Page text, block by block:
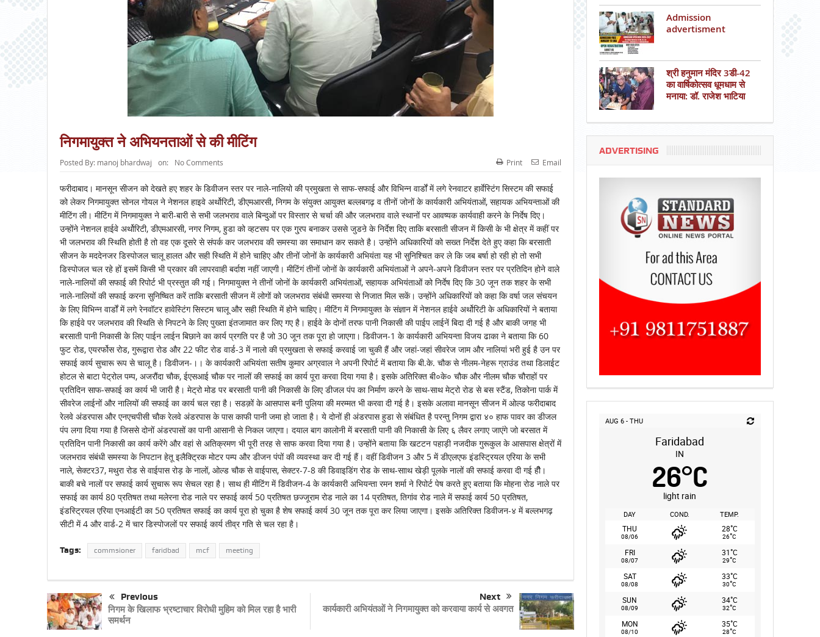
निगमायुक्त ने अभियनताओं से की मीटिंग
Posted By: manoj bhardwaj on: No Comments Print Email
फरीदाबाद। मानसून सीजन को देखते हए शहर के डिवीजन स्तर पर नाले-नालियो की प्रमुखता से साफ-सफाई और विभिन्न वार्डों में लगे रेनवाटर हार्वेस्टिंग सिस्टम की सफाई
को लेकर निगमायुक्त सोनल गोयल ने नेशनल हाइवे अर्थोरिटी, डीएमआरसी, निगम के संयुक्त आयुक्त बल्लबगढ़ व तीनों जोनों के कार्यकारी अभियंताओं, सहायक अभियन्ताओं की
मीटिंग ली। मीटिंग में निगमायुक्त ने बारी-बारी से सभी जलभराव वाले बिन्दुओं पर विस्तार से चर्चा की और जलभराव वाले स्थानों पर आवष्यक कार्यवाही करने के निर्देष दिए।
उन्होंने नेशनल हाईवे अर्थोरिटी, डीएमआरसी, नगर निगम, हुडा को व्हटसप पर एक गु्रप बनाकर उससे जुडऩे के निर्देश दिए ताकि बरसाती सीजन में किसी के भी क्षेत्र में कहीं पर
भी जलभराव की स्थिति होती है तो वह एक दूसरे से संपर्क कर जलभराव की समस्या का समाधान कर सकते है। उन्होंने अधिकारियों को सख्त निर्देश देते हुए कहा कि बरसाती
सीजन के मददेनजर डिस्पोजल चालू हालत और सही स्थिति में होने चाहिए और तीनों जोनों के कार्यकारी अभियंता यह भी सुनिश्चित कर ले कि जब बर्षा हो रही हो तो सभी
डिस्पोजल चल रहे हों इसमें किसी भी प्रकार की लापरवाही बर्दाश नहीं जाएगी। मीटिंगं तीनों जोनों के कार्यकारी अभियंताओं ने अपने-अपने डिवीजन स्तर पर प्रतिदिन होने वाले
नाले-नालियों की सफाई की रिपोर्ट भी प्रस्तुत की गई। निगमायुक्त ने तीनों जोनों के कार्यकारी अभियंताओं, सहायक अभियंताओं को निर्देष दिए कि 30 जून तक शहर के सभी
नाले-नालियों की सफाई करना सुनिष्चित करें ताकि बरसाती सीजन में लोगों को जलभराव संबंधी समस्या से निजात मिल सकें। उन्होंने अधिकारियों को कहा कि वर्षा जल संचयन
के लिए विभिन्न वार्डों में लगे रेनवॉटर हावेस्टिंग सिस्टम चालू और सही स्थिति में होने चाहिए। मीटिंग में निगमायुक्त के संज्ञान में नेशनल हाईवे अर्थोरिटी के अधिकारियों ने बताया
कि हाईवे पर जलभराव की स्थिति से निपटने के लिए पुख्ता इंतजामात कर लिए गए है। हाईवे के दोनों तरफ पानी निकासी की पाईप लाईनें बिदा दी गई है और बाकी जगह भी
बरसाती पानी निकासी के लिए पाईन लाईन बिछाने का कार्य प्रगति पर है जो 30 जून तक पूरा हो जाएगा। डिवीजन-1 के कार्यकारी अभियन्ता विजय ढाका ने बताया कि 60
फुट रोड, एयरर्फोस रोड, गुरूद्वारा रोड और 22 फीट रोड वार्ड-3 में नालो की प्रमुखता से सफाई करवाई जा चुकी हैं और जहां-जहां सीवरेज जाम और नालियां भरी हुई है उन पर
सफाई कार्य सुचारू रूप से चालू है। डिवीजन-।। के कार्यकारी अभियंता सतीष कुमार अग्रवाल ने अपनी रिपोर्ट में बताया कि बी.के. चौक से नीलम-नेहरू ग्राउंड तथा डिलाईट
होटल से बाटा पेट्रोल पम्प, अजरौंदा चौक, ईएसआई चौक पर नालों की सफाई का कार्य पूरा करवा दिया गया है। इसके अतिरिक्त बी०के० चौक और नीलम चौक चौराहों पर
प्रतिदिन साफ-सफाई का कार्य भी जारी है। मेट्रो मोड पर बरसाती पानी की निकासी के लिए डीजल पंप का निर्माण करने के साथ-साथ मेट्रो रोड से बस स्टैंड, तिकोना पार्क में
सीवरेज लाईनों और नालियों की सफाई का कार्य चल रहा है। सडक़ों के आसपास बनी पुलिया की मरम्मत भी करवा दी गई है। इसके अलावा मानसून सीजन में ओल्ड फरीदाबाद
रेलवे अंडरपास और एनएचपीसी चौक रेलवे अंडरपास के पास काफी पानी जमा हो जाता है। ये दोनों ही अंडरपास हुडा से संबंधित है परन्तु निगम द्वारा ४० हाफ पावर का डीजल
पंप लगा दिया गया है जिससे दोनों अंडरपासों का पानी आसानी से निकल जाएगा। दयाल बाग कालोनी में बरसाती पानी की निकासी के लिए ६ लैवर लगाए जाएंगे जो बरसात में
प्रतिदिन पानी निकासी का कार्य करेंगे और वहां से अतिक्रमण भी पूरी तरह से साफ करवा दिया गया है। उन्होंने बताया कि खटटन पहाड़ी नजदीक गुरूकुल के आसपास क्षेत्रों में
जलभराव संबंधी समस्या के निपटान हेतू इलैक्ट्रिक मोटर पम्प और डीजन पंपों की व्यवस्था कर दी गई हैं। वहीं डिवीजन 3 और 5 में डीएलएफ इंडस्ट्रियल एरिया के सभी
नाले, सेक्टर37, मथुरा रोड से वाईपास रोड़ के नालों, ओल्ड चौक से वाईपास, सेक्टर-7-8 की डिवाइडिंग रोड के साथ-सााथ खेड़ी पूलके नालों की सफाई करवा दी गई हीै।
बाकी बचे नालों पर सफाई कार्य सुचारू रूप सेचल रहा है। साथ ही मीटिंग में डिवीजन-4 के कार्यकारी अभियन्ता रमन शर्मा ने रिपोर्ट पेष करते हुए बताया कि मोहना रोड नाले पर
सफाई का कार्य 80 प्रतिषत तथा मलेरना रोड नाले पर सफाई कार्य 50 प्रतिषत छज्जूराम रोड नाले का 14 प्रतिषत, तिगांव रोड नाले में सफाई कार्य 50 प्रतिषत,
इंडस्ट्रियल एरिया एनआईटी का 50 प्रतिषत सफाई का कार्य पूरा हो चुका है शेष सफाई कार्य 30 जून तक पूरा कर लिया जाएगा। इसके अतिरिक्त डिवीजन-४ में बल्लभगढ़
सीटी में 4 और वार्ड-2 में चार डिस्पोजलों पर सफाई कार्य तीव्र गति से चल रहा है।
Tags: commsioner faridbad mcf meeting
Previous
निगम के खिलाफ भ्रष्टाचार विरोधी मुहिम को मिल रहा है भारी
समर्थन
Next
कार्यकारी अभियंतओं ने निगमायुक्त को करवाया कार्य से अवगत
Admission
advertisment
श्री हनुमान मंदिर 3डी-42
का वार्षिकोत्सव धूमधाम से
मनाया: डॉ. राजेश भाटिया
ADVERTISING
AUG 6 - THU
Faridabad
IN
26°C
light rain
DAY COND. TEMP.
THU
08/06
28°C
26°C
FRI
08/07
31°C
29°C
SAT
08/08
33°C
30°C
SUN
08/09
34°C
32°C
MON
08/10
35°C
28°C